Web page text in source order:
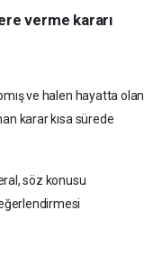
verme kararı
ve halen hayatta olan
karar kısa sürede
söz konusu